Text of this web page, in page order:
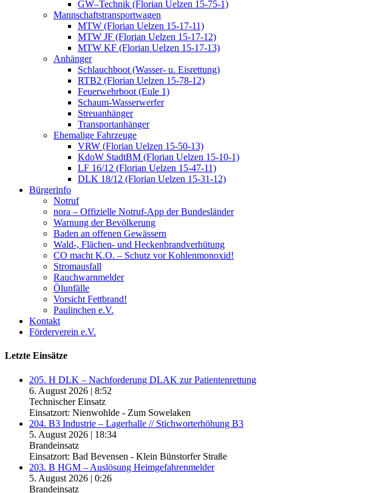
GW–Technik (Florian Uelzen 15-75-1)
Mannschaftstransportwagen
MTW (Florian Uelzen 15-17-11)
MTW JF (Florian Uelzen 15-17-12)
MTW KF (Florian Uelzen 15-17-13)
Anhänger
Schlauchboot (Wasser- u. Eisrettung)
RTB2 (Florian Uelzen 15-78-12)
Feuerwehrboot (Eule 1)
Schaum-Wasserwerfer
Streuanhänger
Transportanhänger
Ehemalige Fahrzeuge
VRW (Florian Uelzen 15-50-13)
KdoW StadtBM (Florian Uelzen 15-10-1)
LF 16/12 (Florian Uelzen 15-47-11)
DLK 18/12 (Florian Uelzen 15-31-12)
Bürgerinfo
Notruf
nora – Offizielle Notruf-App der Bundesländer
Warnung der Bevölkerung
Baden an offenen Gewässern
Wald-, Flächen- und Heckenbrandverhütung
CO macht K.O. – Schutz vor Kohlenmonoxid!
Stromausfall
Rauchwarnmelder
Ölunfälle
Vorsicht Fettbrand!
Paulinchen e.V.
Kontakt
Förderverein e.V.
Letzte Einsätze
205. H DLK – Nachforderung DLAK zur Patientenrettung
6. August 2026 | 8:52
Technischer Einsatz
Einsatzort: Nienwohlde - Zum Sowelaken
204. B3 Industrie – Lagerhalle // Stichworterhöhung B3
5. August 2026 | 18:34
Brandeinsatz
Einsatzort: Bad Bevensen - Klein Bünstorfer Straße
203. B HGM – Auslösung Heimgefahrenmelder
5. August 2026 | 0:26
Brandeinsatz